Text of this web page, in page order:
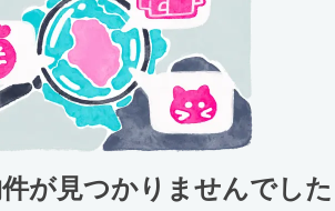
が見つかりませんでした